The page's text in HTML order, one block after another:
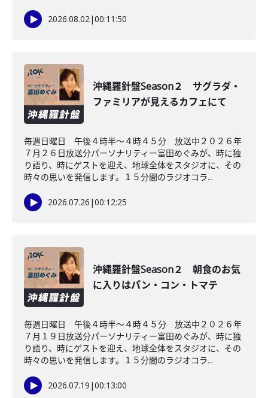
2026.08.02|00:11:50
沖縄羅針盤Season２ サグラダ・
ファミリアが見えるカフェにて
毎週日曜日 午後４時半～４時４５分 放送中２０２６年
７月２６日放送分パーソナリティー富田めぐみが、時に独
り語り、時にゲストを迎え、地球全体をスタジオに、その
時々の思いを発信します。１５分間のラジオコラ...
2026.07.26 |00:12:25
沖縄羅針盤Season２ 朝食のお気
に入りはパン・コン・トマテ
毎週日曜日 午後４時半～４時４５分 放送中２０２６年
７月１９日放送分パーソナリティー富田めぐみが、時に独
り語り、時にゲストを迎え、地球全体をスタジオに、その
時々の思いを発信します。１５分間のラジオコラ...
2026.07.19 |00:13:00